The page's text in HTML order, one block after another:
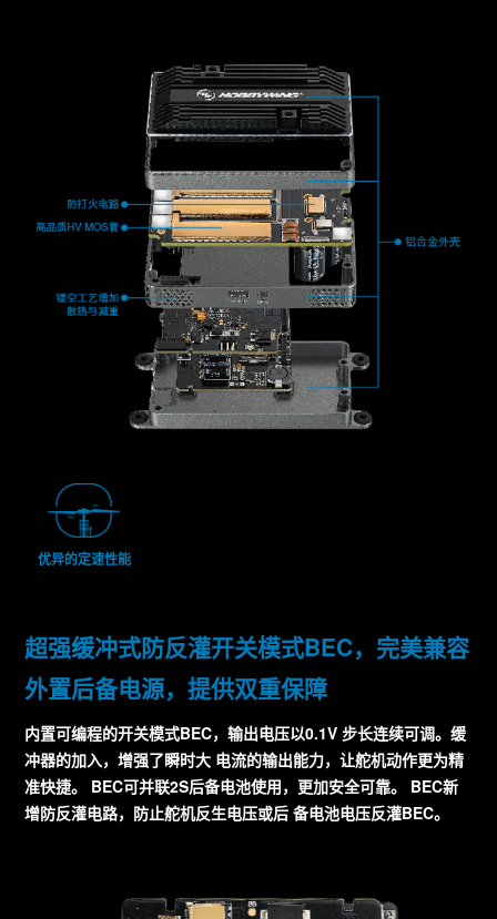
优异的定速性能
超强缓冲式防反灌开关模式BEC，完美兼容
外置后备电源，提供双重保障
内置可编程的开关模式BEC，输出电压以0.1V 步长连续可调。缓
冲器的加入，增强了瞬时大 电流的输出能力，让舵机动作更为精
准快捷。 BEC可并联2S后备电池使用，更加安全可靠。 BEC新
增防反灌电路，防止舵机反生电压或后 备电池电压反灌BEC。